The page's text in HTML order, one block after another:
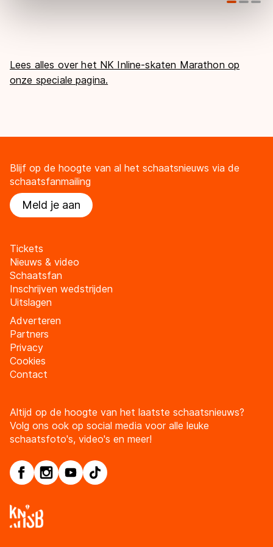
Lees alles over het NK Inline-skaten Marathon op
onze speciale pagina.
Blijf op de hoogte van al het schaatsnieuws via de
schaatsfanmailing
Meld je aan
Tickets
Nieuws & video
Schaatsfan
Inschrijven wedstrijden
Uitslagen
Adverteren
Partners
Privacy
Cookies
Contact
Altijd op de hoogte van het laatste schaatsnieuws?
Volg ons ook op social media voor alle leuke
schaatsfoto's, video's en meer!